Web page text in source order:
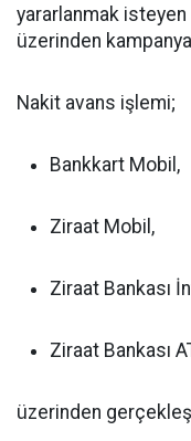
yararlanmak
üzerinden
Nakit avans işlemi;
Bankkart Mobil,
Ziraat Mobil,
Ziraat Bankası
Ziraat Bankası
üzerinden